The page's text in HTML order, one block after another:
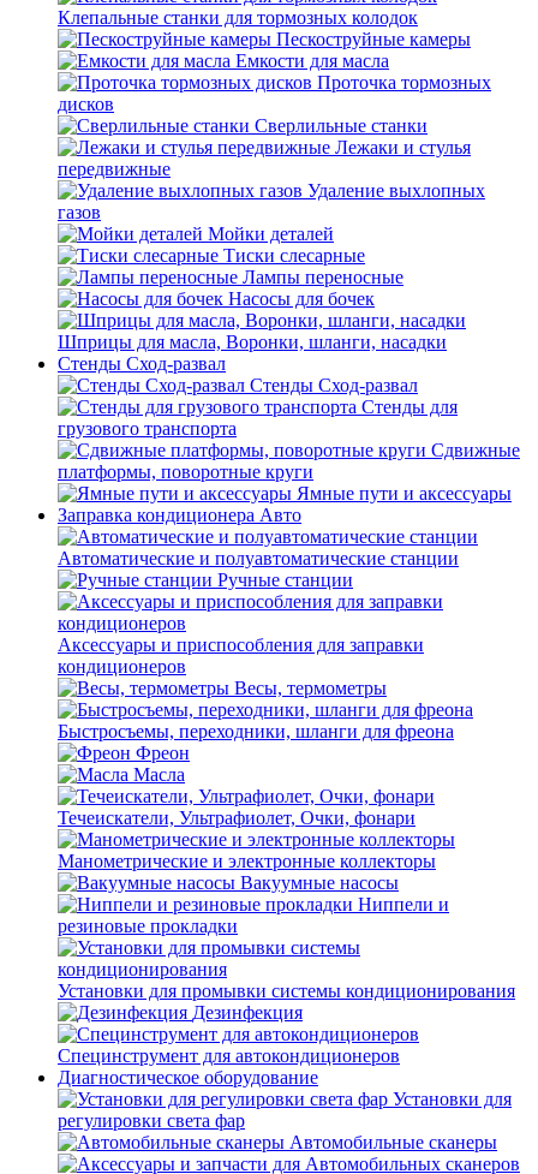
Клепальные станки для тормозных колодок
Пескоструйные камеры
Емкости для масла
Проточка тормозных
дисков
Сверлильные станки
Лежаки и стулья
передвижные
Удаление выхлопных
газов
Мойки деталей
Тиски слесарные
Лампы переносные
Насосы для бочек
Шприцы для масла, Воронки, шланги, насадки
Стенды Сход-развал
Стенды Сход-развал
Стенды для
грузового транспорта
Сдвижные
платформы, поворотные круги
Ямные пути и аксессуары
Заправка кондиционера Авто
Автоматические и полуавтоматические станции
Ручные станции
Аксессуары и приспособления для заправки
кондиционеров
Весы, термометры
Быстросъемы, переходники, шланги для фреона
Фреон
Масла
Течеискатели, Ультрафиолет, Очки, фонари
Манометрические и электронные коллекторы
Вакуумные насосы
Ниппели и
резиновые прокладки
Установки для промывки системы кондиционирования
Дезинфекция
Специнструмент для автокондиционеров
Диагностическое оборудование
Установки для
регулировки света фар
Автомобильные сканеры